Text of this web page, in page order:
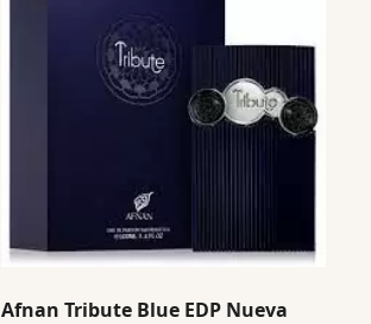
Afnan Tribute Blue EDP Nueva